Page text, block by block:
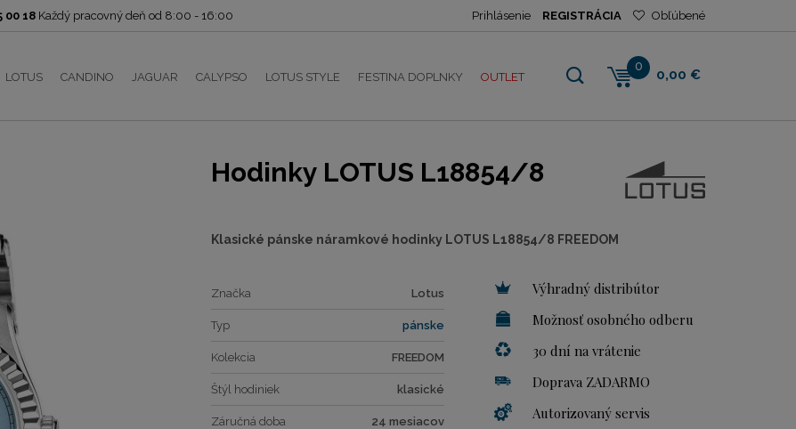
00 18 Každý pracovný deň od 8:00 - 16:00 Prihlásenie REGISTRÁCIA Obľúbené
LOTUS CANDINO JAGUAR CALYPSO LOTUS STYLE FESTINA DOPLNKY OUTLET
0
0,00 €
Hodinky LOTUS L18854/8
Klasické pánske náramkové hodinky LOTUS L18854/8 FREEDOM
Značka Lotus
Typ pánske
Kolekcia FREEDOM
Štýl hodiniek klasické
Záručná doba 24 mesiacov
Výhradný distribútor
Možnosť osobného odberu
30 dní na vrátenie
Doprava ZADARMO
Autorizovaný servis